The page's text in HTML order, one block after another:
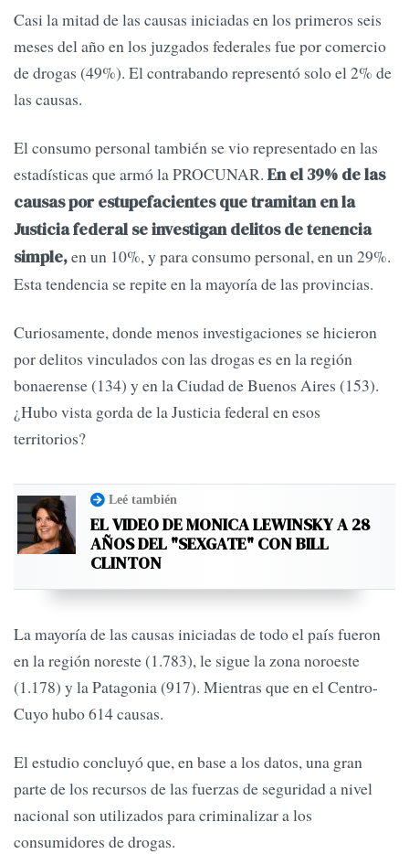
Casi la mitad de las causas iniciadas en los primeros seis
meses del año en los juzgados federales fue por comercio
de drogas (49%). El contrabando representó solo el 2% de
las causas.
El consumo personal también se vio representado en las
estadísticas que armó la PROCUNAR. En el 39% de las
causas por estupefacientes que tramitan en la
Justicia federal se investigan delitos de tenencia
simple,en un 10%, y para consumo personal, en un 29%.
Esta tendencia se repite en la mayoría de las provincias.
Curiosamente, donde menos investigaciones se hicieron
por delitos vinculados con las drogas es en la región
bonaerense (134) y en la Ciudad de Buenos Aires (153).
¿Hubo vista gorda de la Justicia federal en esos
territorios?
Leé también
EL VIDEO DE MONICA LEWINSKY A 28
AÑOS DEL "SEXGATE" CON BILL
CLINTON
La mayoría de las causas iniciadas de todo el país fueron
en la región noreste (1.783), le sigue la zona noroeste
(1.178) y la Patagonia (917). Mientras que en el Centro-
Cuyo hubo 614 causas.
El estudio concluyó que, en base a los datos, una gran
parte de los recursos de las fuerzas de seguridad a nivel
nacional son utilizados para criminalizar a los
consumidores de drogas.